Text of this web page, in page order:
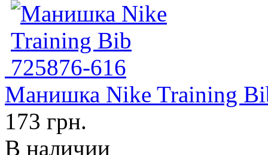
Манишка Nike Training
173 грн.
В наличии